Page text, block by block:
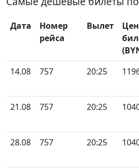
Дата
Номер
рейса
Вылет
14.08
757 20:25
21.08 757 20:25
28.08 757 20:25